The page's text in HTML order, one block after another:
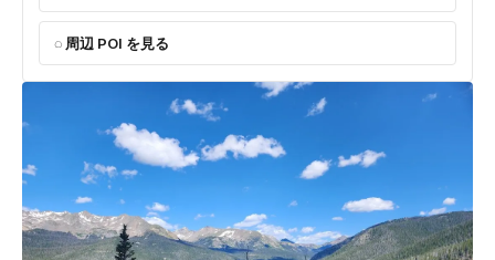
周辺 POI を見る